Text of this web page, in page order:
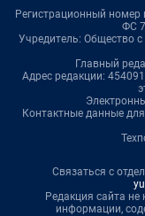
Регистрационный
ФС
Учредитель: Общество
Главный
Адрес редакции:
Контактные данные
Связаться с
Редакция сайта не
информации,